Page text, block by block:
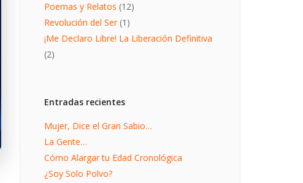
Poemas y Relatos (12)
Revolución del Ser(1)
¡Me Declaro Libre! La Liberación Definitiva
(2)
Entradas recientes
Mujer, Dice el Gran Sabio…
La Gente…
Cómo Alargar tu Edad Cronológica
¿Soy Solo Polvo?